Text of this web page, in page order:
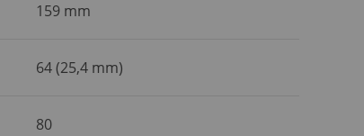
159 mm
64 (25,4 mm)
80